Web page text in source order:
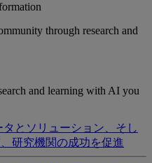
through research and
and learning with AI you
タとソリューション、そし
研究機関の成功を促進